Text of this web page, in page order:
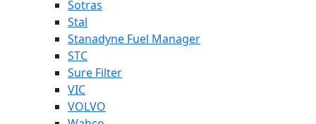
Sotras
Stal
Stanadyne Fuel Manager
STC
Sure Filter
VIC
VOLVO